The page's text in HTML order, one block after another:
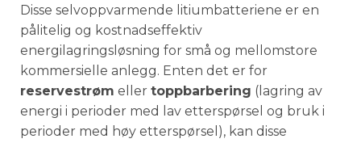
Disse selvoppvarmende litiumbatteriene er en
pålitelig og kostnadseffektiv
energilagringsløsning for små og mellomstore
kommersielle anlegg. Enten det er for
reservestrøm eller toppbarbering (lagring av
energi i perioder med lav etterspørsel og bruk i
perioder med høy etterspørsel), kan disse